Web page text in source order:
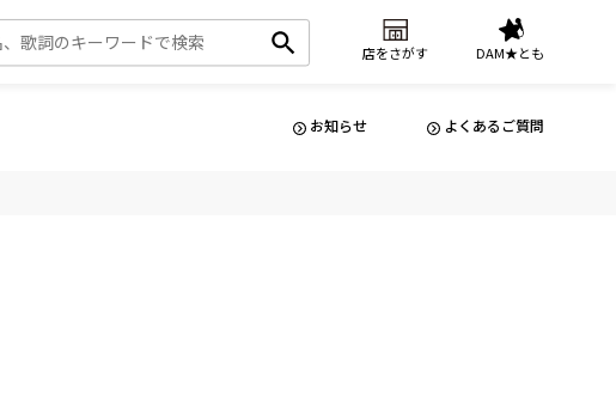
店をさがす DAM★とも
お知らせ よくあるご質問